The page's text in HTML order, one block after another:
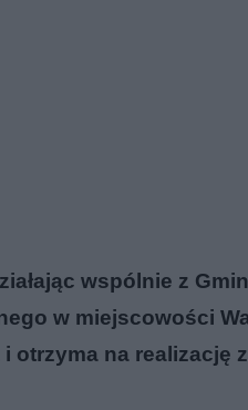
wspólnie z
w miejscowości
otrzyma na realizację